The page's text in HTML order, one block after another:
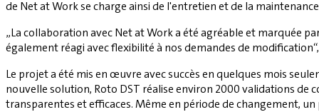
de Net at Work se charge ainsi de l'entretien et de la
„La collaboration avec Net at Work a été agréable et marquée
également réagi avec flexibilité à nos demandes de
Le projet a été mis en œuvre avec succès en quelques mois
nouvelle solution, Roto DST réalise environ 2000 validations
transparentes et efficaces. Même en période de changement,